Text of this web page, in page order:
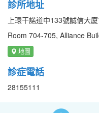
診所地址
上環干諾道中133號誠信大
Room 704-705, Alliance
地圖
診症電話
28155111